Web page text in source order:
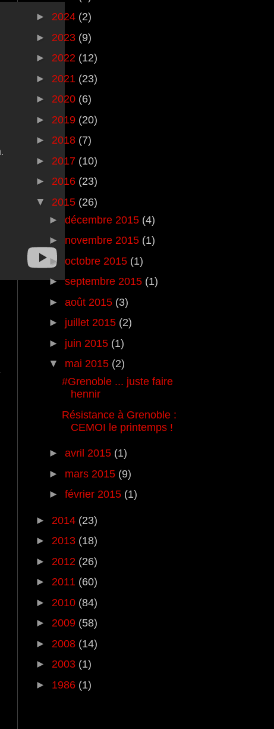
► 2024 (2)
► 2023 (9)
► 2022 (12)
► 2021 (23)
► 2020 (6)
► 2019 (20)
► 2018 (7)
► 2017 (10)
► 2016 (23)
▼ 2015 (26)
► décembre 2015 (4)
► novembre 2015 (1)
► octobre 2015 (1)
►septembre 2015 (1)
► août 2015 (3)
► juillet 2015 (2)
► juin 2015 (1)
▼ mai 2015 (2)
#Grenoble ... juste faire
hennir
Résistance à Grenoble :
CEMOI le printemps !
► avril 2015 (1)
► mars 2015 (9)
► février 2015 (1)
► 2014 (23)
► 2013 (18)
► 2012 (26)
► 2011 (60)
► 2010 (84)
► 2009 (58)
► 2008 (14)
► 2003 (1)
► 1986 (1)